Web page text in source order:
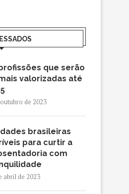
que serão
valorizadas até
de 2023
brasileiras
para curtir a
com
abril de 2023